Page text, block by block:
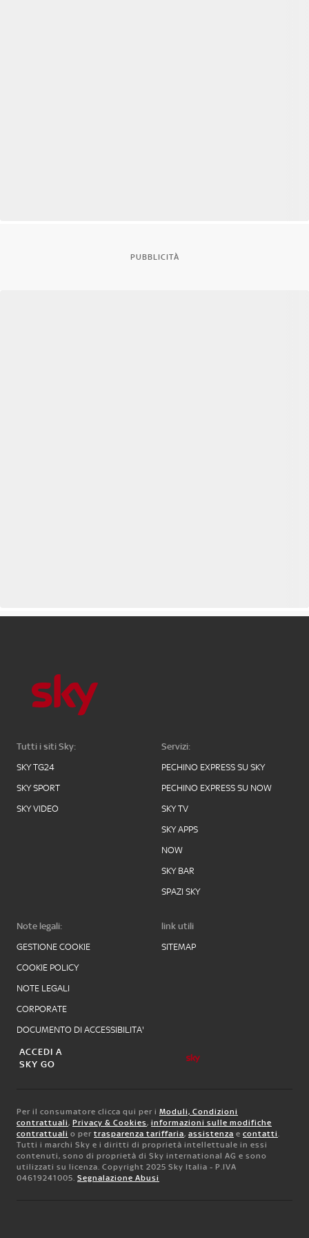
PUBBLICITÀ
Tutti i siti Sky:
SKY TG24
SKY SPORT
SKY VIDEO
Servizi:
PECHINO EXPRESS SU SKY
PECHINO EXPRESS SU NOW
SKY TV
SKY APPS
NOW
SKY BAR
SPAZI SKY
Note legali:
GESTIONE COOKIE
COOKIE POLICY
NOTE LEGALI
CORPORATE
DOCUMENTO DI ACCESSIBILITA'
link utili
SITEMAP
ACCEDI A
SKY GO
Per il consumatore clicca qui per i Moduli, Condizioni
contrattuali, Privacy & Cookies, informazioni sulle modifiche
contrattuali o per trasparenza tariffaria, assistenza e contatti.
Tutti i marchi Sky e i diritti di proprietà intellettuale in essi
contenuti, sono di proprietà di Sky international AG e sono
utilizzati su licenza. Copyright 2025 Sky Italia - P.IVA
04619241005. Segnalazione Abusi